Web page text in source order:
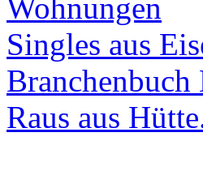
Wohnungen
Singles aus
Branchenbuch
Raus aus